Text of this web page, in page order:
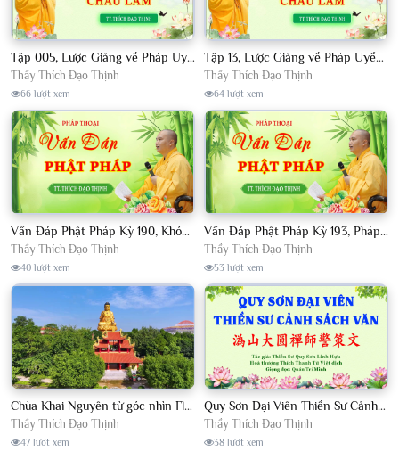
Tập 005, Lược Giảng về Pháp Uyển Châu Lâm, Chủ giảng TT Thích Đạo Thịnh
Thầy Thích Đạo Thịnh
66 lượt xem
Tập 13, Lược Giảng về Pháp Uyển Châu Lâm, Chủ giảng TT Thích Đạo Thịnh
Thầy Thích Đạo Thịnh
64 lượt xem
Vấn Đáp Phật Pháp Kỳ 190, Khóa Tu Sinh Viên Con Kể Bụt Nghe Tháng 05, 2023 TT. Thích Đạo Thịnh - CKN
Thầy Thích Đạo Thịnh
40 lượt xem
Vấn Đáp Phật Pháp Kỳ 193, Pháp Hội TPTTHN Tháng 04/2023 TT. Thích Đạo Thịnh - CKN
Thầy Thích Đạo Thịnh
53 lượt xem
Chùa Khai Nguyên từ góc nhìn Flycam
Thầy Thích Đạo Thịnh
47 lượt xem
Quy Sơn Đại Viên Thiền Sư Cảnh Sách Văn - HT Thích Thanh Từ Việt dịch
Thầy Thích Đạo Thịnh
38 lượt xem